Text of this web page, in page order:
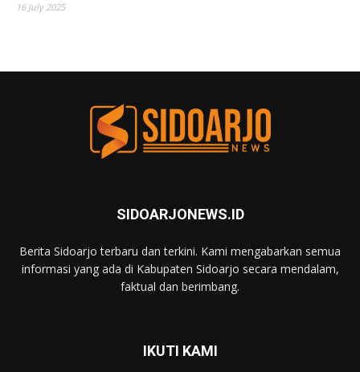
16 July 2025
SIDOARJONEWS.ID
Berita Sidoarjo terbaru dan terkini. Kami mengabarkan semua
informasi yang ada di Kabupaten Sidoarjo secara mendalam,
faktual dan berimbang.
IKUTI KAMI